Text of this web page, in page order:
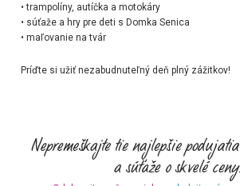
• trampolíny, autíčka a motokáry
• súťaže a hry pre deti s Domka Senica
• maľovanie na tvár
Príďte si užiť nezabudnuteľný deň plný zážitkov!